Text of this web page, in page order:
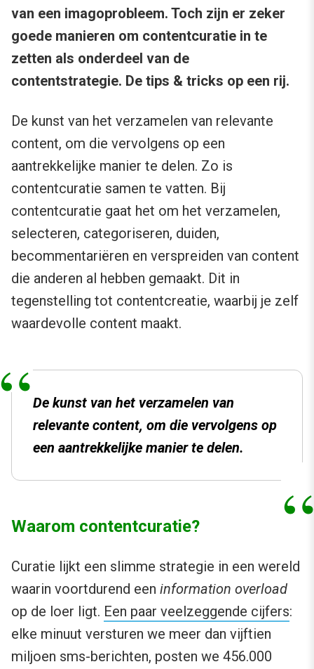
van een imagoprobleem. Toch zijn er zeker
goede manieren om contentcuratie in te
zetten als onderdeel van de
contentstrategie. De tips & tricks op een rij.
De kunst van het verzamelen van relevante
content, om die vervolgens op een
aantrekkelijke manier te delen. Zo is
contentcuratie samen te vatten. Bij
contentcuratie gaat het om het verzamelen,
selecteren, categoriseren, duiden,
becommentariëren en verspreiden van content
die anderen al hebben gemaakt. Dit in
tegenstelling tot contentcreatie, waarbij je zelf
waardevolle content maakt.
De kunst van het verzamelen van
relevante content, om die vervolgens op
een aantrekkelijke manier te delen.
Waarom contentcuratie?
Curatie lijkt een slimme strategie in een wereld
waarin voortdurend een information overload
op de loer ligt. Een paar veelzeggende cijfers:
elke minuut versturen we meer dan vijftien
miljoen sms-berichten, posten we 456.000